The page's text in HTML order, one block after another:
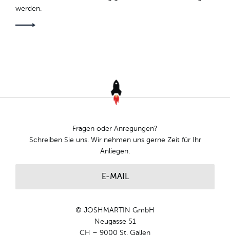
werden.
Fragen oder Anregungen?
Schreiben Sie uns. Wir nehmen uns gerne Zeit für Ihr
Anliegen.
E-MAIL
© JOSHMARTIN GmbH
Neugasse 51
CH – 9000 St. Gallen